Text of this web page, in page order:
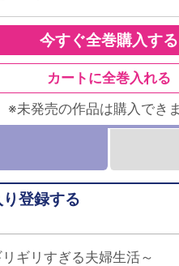
今すぐ全巻購入する
カートに全巻入れる
※未発売の作品は購入でき
登録する
ギリすぎる夫婦生活～